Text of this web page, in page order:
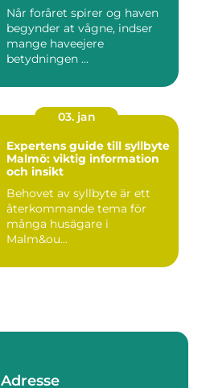
Når foråret spirer og haven
begynder at vågne, indser
mange haveejere
betydningen ...
03. jan
Expertens guide till syllbyte
Malmö: viktig information
och insikt
Behovet av syllbyte är ett
återkommande tema för
många husägare i
Malm&ou...
Adresse